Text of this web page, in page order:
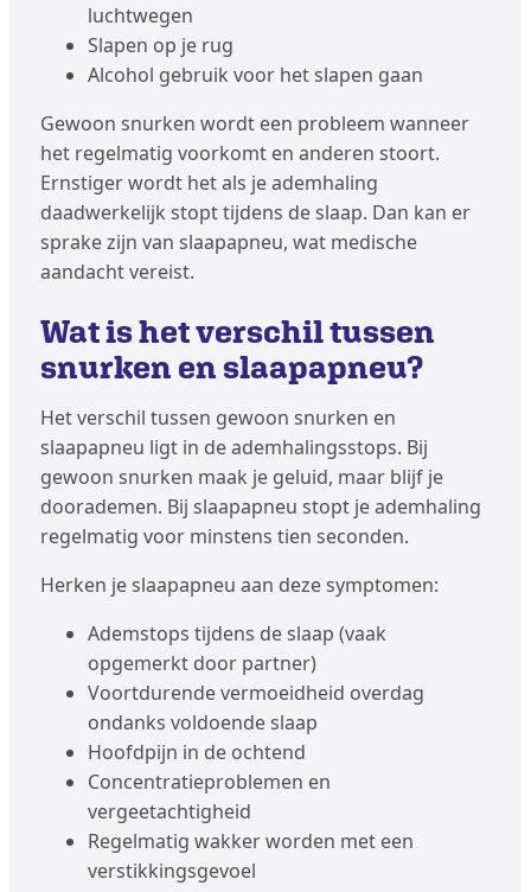
luchtwegen
Slapen op je rug
Alcohol gebruik voor het slapen gaan
Gewoon snurken wordt een probleem wanneer
het regelmatig voorkomt en anderen stoort.
Ernstiger wordt het als je ademhaling
daadwerkelijk stopt tijdens de slaap. Dan kan er
sprake zijn van slaapapneu, wat medische
aandacht vereist.
Wat is het verschil tussen
snurken en slaapapneu?
Het verschil tussen gewoon snurken en
slaapapneu ligt in de ademhalingsstops. Bij
gewoon snurken maak je geluid, maar blijf je
doorademen. Bij slaapapneu stopt je ademhaling
regelmatig voor minstens tien seconden.
Herken je slaapapneu aan deze symptomen:
Ademstops tijdens de slaap (vaak
opgemerkt door partner)
Voortdurende vermoeidheid overdag
ondanks voldoende slaap
Hoofdpijn in de ochtend
Concentratieproblemen en
vergeetachtigheid
Regelmatig wakker worden met een
verstikkingsgevoel